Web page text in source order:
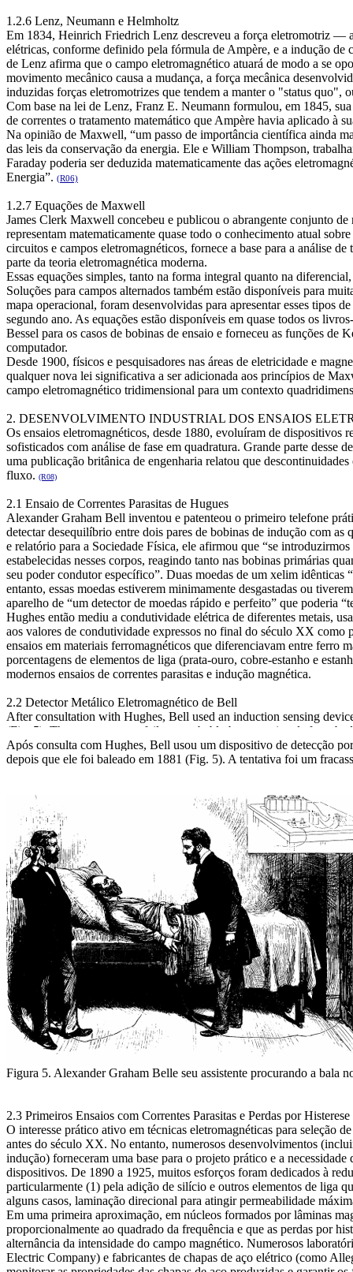
1.2.6 Lenz, Neumann e Helmholtz
Em 1834, Heinrich Friedrich Lenz descreveu a força eletromotriz —
elétricas, conforme definido pela fórmula de Ampère, e a indução
de Lenz afirma que o campo eletromagnético atuará de modo a se
movimento mecânico causa a mudança, a força mecânica
induzidas forças eletromotrizes que tendem a manter o "status quo",
Com base na lei de Lenz, Franz E. Neumann formulou, em 1845,
de correntes o tratamento matemático que Ampère havia aplicado à
Na opinião de Maxwell, “um passo de importância científica ainda
das leis da conservação da energia. Ele e William Thompson,
Faraday poderia ser deduzida matematicamente das ações
Energia”. (R06)
1.2.7 Equações de Maxwell
James Clerk Maxwell concebeu e publicou o abrangente conjunto
representam matematicamente quase todo o conhecimento atual
circuitos e campos eletromagnéticos, fornece a base para a análise
parte da teoria eletromagnética moderna.
Essas equações simples, tanto na forma integral quanto na
Soluções para campos alternados também estão disponíveis para
mapa operacional, foram desenvolvidas para apresentar esses tipos
segundo ano. As equações estão disponíveis em quase todos os
Bessel para os casos de bobinas de ensaio e forneceu as funções
computador.
Desde 1900, físicos e pesquisadores nas áreas de eletricidade e
qualquer nova lei significativa a ser adicionada aos princípios de
campo eletromagnético tridimensional para um contexto
2. DESENVOLVIMENTO INDUSTRIAL DOS ENSAIOS
Os ensaios eletromagnéticos, desde 1880, evoluíram de dispositivos
sofisticados com análise de fase em quadratura. Grande parte desse
uma publicação britânica de engenharia relatou que
fluxo. (R08)
2.1 Ensaio de Correntes Parasitas de Hugues
Alexander Graham Bell inventou e patenteou o primeiro telefone
detectar desequilíbrio entre dois pares de bobinas de indução com as
e relatório para a Sociedade Física, ele afirmou que “se
estabelecidas nesses corpos, reagindo tanto nas bobinas primárias
seu poder condutor específico”. Duas moedas de um xelim
entanto, essas moedas estiverem minimamente desgastadas ou
aparelho de “um detector de moedas rápido e perfeito” que poderia
Hughes então mediu a condutividade elétrica de diferentes metais,
aos valores de condutividade expressos no final do século XX
ensaios em materiais ferromagnéticos que diferenciavam entre ferro
porcentagens de elementos de liga (prata-ouro, cobre-estanho e
modernos ensaios de correntes parasitas e indução magnética.
2.2 Detector Metálico Eletromagnético de Bell
After consultation with Hughes, Bell used an induction sensing
(Fig. 5). The attempt was a failure, probably because signals from
Após consulta com Hughes, Bell usou um dispositivo de detecção
depois que ele foi baleado em 1881 (Fig. 5). A tentativa foi um
Figura 5. Alexander Graham Belle seu assistente procurando a bala
2.3 Primeiros Ensaios com Correntes Parasitas e Perdas por
O interesse prático ativo em técnicas eletromagnéticas para seleção
antes do século XX. No entanto, numerosos desenvolvimentos
indução) forneceram uma base para o projeto prático e a
dispositivos. De 1890 a 1925, muitos esforços foram dedicados à
particularmente (1) pela adição de silício e outros elementos de liga
alguns casos, laminação direcional para atingir permeabilidade
Em uma primeira aproximação, em núcleos formados por lâminas
proporcionalmente ao quadrado da frequência e que as perdas por
alternância da intensidade do campo magnético. Numerosos
Electric Company) e fabricantes de chapas de aço elétrico (como